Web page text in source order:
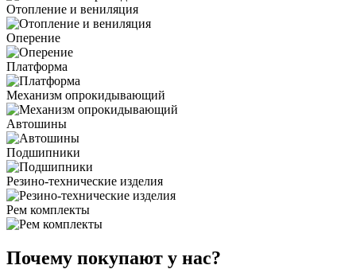
Отопление и вениляция
Оперение
Платформа
Механизм опрокидывающий
Автошины
Подшипники
Резино-технические изделия
Рем комплекты
Почему покупают у нас?